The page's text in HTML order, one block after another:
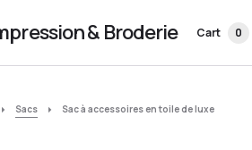
& Broderie Cart 0
Sacs
Sac à accessoires en toile de luxe